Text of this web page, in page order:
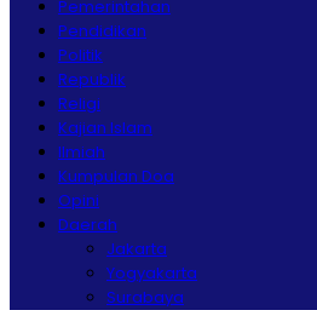
Pemerintahan
Pendidikan
Politik
Republik
Religi
Kajian Islam
Ilmiah
Kumpulan Doa
Opini
Daerah
Jakarta
Yogyakarta
Surabaya